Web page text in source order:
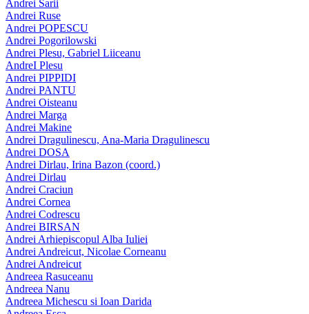
Andrei Sarii
Andrei Ruse
Andrei POPESCU
Andrei Pogorilowski
Andrei Plesu, Gabriel Liiceanu
AndreI Plesu
Andrei PIPPIDI
Andrei PANTU
Andrei Oisteanu
Andrei Marga
Andrei Makine
Andrei Dragulinescu, Ana-Maria Dragulinescu
Andrei DOSA
Andrei Dirlau, Irina Bazon (coord.)
Andrei Dirlau
Andrei Craciun
Andrei Cornea
Andrei Codrescu
Andrei BIRSAN
Andrei Arhiepiscopul Alba Iuliei
Andrei Andreicut, Nicolae Corneanu
Andrei Andreicut
Andreea Rasuceanu
Andreea Nanu
Andreea Michescu si Ioan Darida